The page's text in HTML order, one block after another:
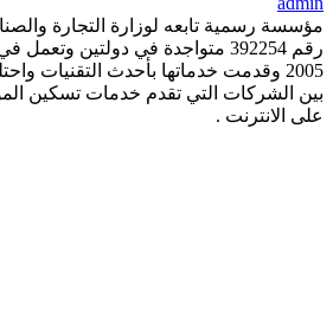
مؤسسة رسمية تابعه لوزارة التجارة
رقم 392254 متواجدة في دولتين
2005 وقدمت خدماتها بأحدث التقنيات
بين الشركات التي تقدم خدمات تسكين
على الانترنت .